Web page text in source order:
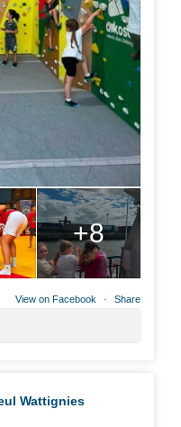
+8
View on Facebook · Share
Wattignies